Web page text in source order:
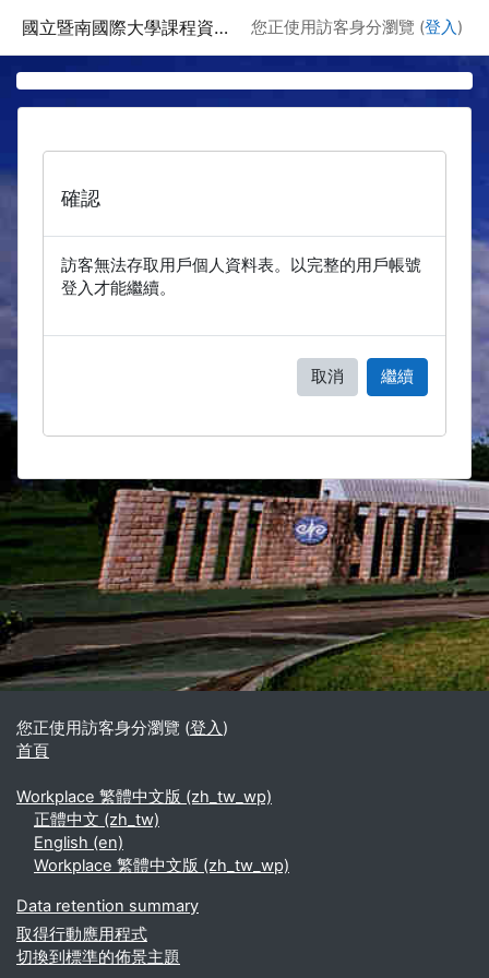
國立暨南國際大學課程資訊網 您正使用訪客身分瀏覽 (登入 )
確認
訪客無法存取用戶個人資料表。以完整的用戶帳號
登入才能繼續。
取消 繼續
區塊
補充內容區塊
您正使用訪客身分瀏覽 (登入)
首頁
Workplace 繁體中文版 ‎(zh_tw_wp)‎
正體中文 ‎(zh_tw)‎
English ‎(en)‎
Workplace 繁體中文版 ‎(zh_tw_wp)‎
Data retention summary
取得行動應用程式
切換到標準的佈景主題